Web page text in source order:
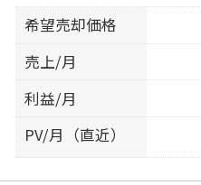
希望売却価格
売上/月
利益/月
PV/月（直近）